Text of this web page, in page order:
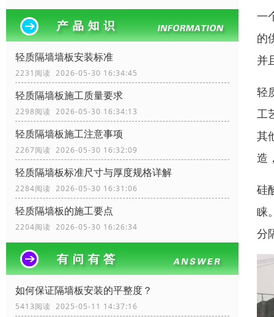
轻质隔墙墙板安装标准
2231阅读 2026-05-30 16:34:45
轻质隔墙板施工质量要求
2298阅读 2026-05-30 16:34:13
轻质隔墙板施工注意事项
2267阅读 2026-05-30 16:32:09
轻质隔墙板标准尺寸与厚度规格详解
2284阅读 2026-05-30 16:31:06
轻质隔墙板的施工要点
2204阅读 2026-05-30 16:26:34
如何保证隔墙板安装的平整度？
5413阅读 2025-05-11 14:37:16
一
的
并
轻
工
其
造
硅
睐
分